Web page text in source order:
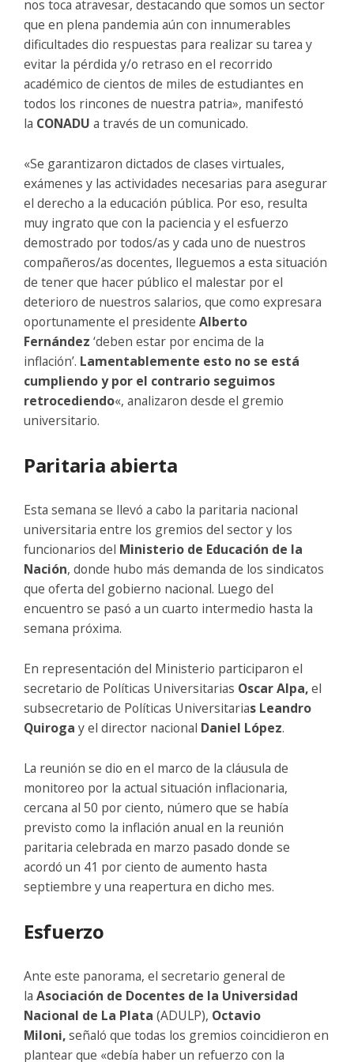
nos toca atravesar, destacando que somos un sector
que en plena pandemia aún con innumerables
dificultades dio respuestas para realizar su tarea y
evitar la pérdida y/o retraso en el recorrido
académico de cientos de miles de estudiantes en
todos los rincones de nuestra patria», manifestó
la CONADU a través de un comunicado.
«Se garantizaron dictados de clases virtuales,
exámenes y las actividades necesarias para asegurar
el derecho a la educación pública. Por eso, resulta
muy ingrato que con la paciencia y el esfuerzo
demostrado por todos/as y cada uno de nuestros
compañeros/as docentes, lleguemos a esta situación
de tener que hacer público el malestar por el
deterioro de nuestros salarios, que como expresara
oportunamente el presidente Alberto
Fernández ‘deben estar por encima de la
inflación’. Lamentablemente esto no se está
cumpliendo y por el contrario seguimos
retrocediendo«, analizaron desde el gremio
universitario.
Paritaria abierta
Esta semana se llevó a cabo la paritaria nacional
universitaria entre los gremios del sector y los
funcionarios del Ministerio de Educación de la
Nación, donde hubo más demanda de los sindicatos
que oferta del gobierno nacional. Luego del
encuentro se pasó a un cuarto intermedio hasta la
semana próxima.
En representación del Ministerio participaron el
secretario de Políticas Universitarias Oscar Alpa,el
subsecretario de Políticas Universitarias Leandro
Quiroga y el director nacional Daniel López.
La reunión se dio en el marco de la cláusula de
monitoreo por la actual situación inflacionaria,
cercana al 50 por ciento, número que se había
previsto como la inflación anual en la reunión
paritaria celebrada en marzo pasado donde se
acordó un 41 por ciento de aumento hasta
septiembre y una reapertura en dicho mes.
Esfuerzo
Ante este panorama, el secretario general de
la Asociación de Docentes de la Universidad
Nacional de La Plata (ADULP), Octavio
Miloni,señaló que todas los gremios coincidieron en
plantear que «debía haber un refuerzo con la